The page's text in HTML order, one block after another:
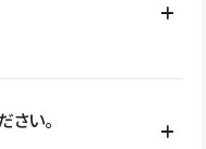
。詳しくは料金プランペ
新範囲を設計しておく
できます。 さらにコン
さい。